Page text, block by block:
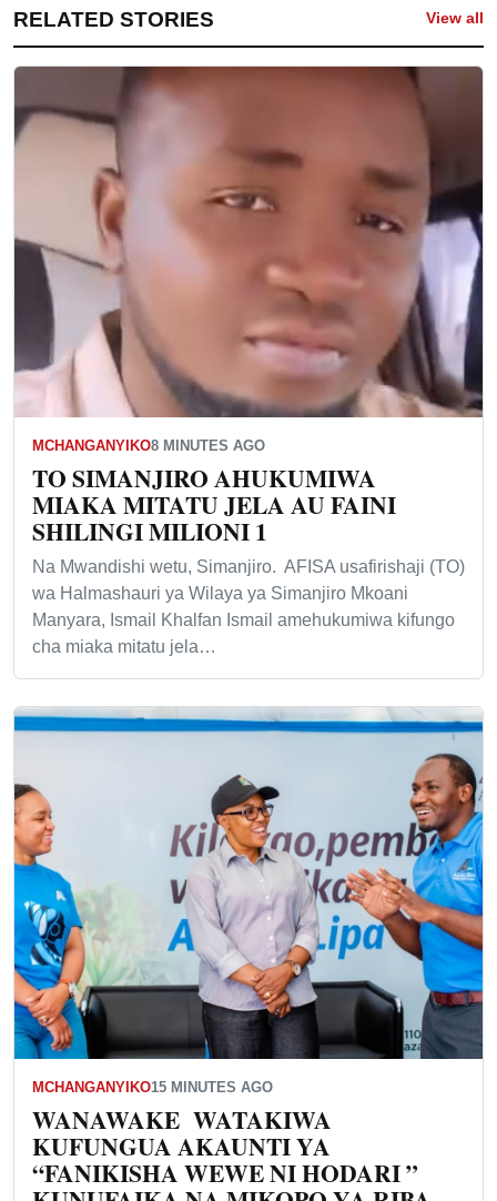
RELATED STORIES View all
MCHANGANYIKO8 MINUTES AGO
TO SIMANJIRO AHUKUMIWA
MIAKA MITATU JELA AU FAINI
SHILINGI MILIONI 1
Na Mwandishi wetu, Simanjiro. AFISA usafirishaji (TO)
wa Halmashauri ya Wilaya ya Simanjiro Mkoani
Manyara, Ismail Khalfan Ismail amehukumiwa kifungo
cha miaka mitatu jela…
MCHANGANYIKO15 MINUTES AGO
WANAWAKE WATAKIWA
KUFUNGUA AKAUNTI YA
“FANIKISHA WEWE NI HODARI ”